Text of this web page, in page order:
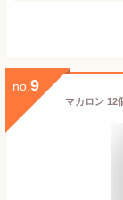
no. 9